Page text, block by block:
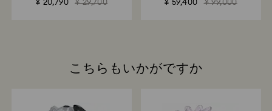
¥ 20,790 ¥ 29,700 ¥ 59,400 ¥ 99,000
こちらもいかがですか